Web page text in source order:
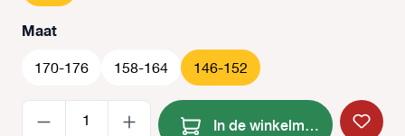
Selecteer
Maat
170-176 158-164 146-152
Producthoeveelheid: Voer
In de winkelmand